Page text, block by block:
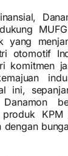
yang
otomotif
komitmen
ini,
produk